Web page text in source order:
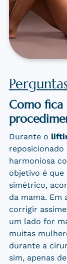
Como
Durante o
reposicionado
harmoniosa
objetivo é
simétrico,
da mama. Em
corrigir
um lado for
muitas
durante a
sim, apenas